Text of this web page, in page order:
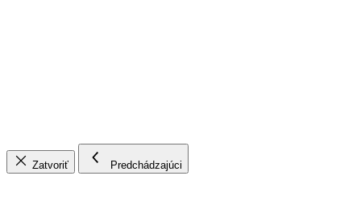
Zatvoriť Predchádzajúci